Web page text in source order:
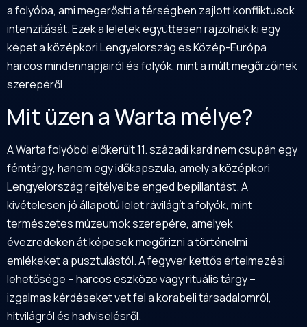
a folyóba, ami megerősíti a térségben zajlott konfliktusok
intenzitását. Ezek a leletek együttesen rajzolnak ki egy
képet a középkori Lengyelország és Közép-Európa
harcos mindennapjairól és folyók, mint a múlt megőrzőinek
szerepéről.
Mit üzen a Warta mélye?
A Warta folyóból előkerült 11. századi kard nem csupán egy
fémtárgy, hanem egy időkapszula, amely a középkori
Lengyelország rejtélyeibe enged bepillantást. A
kivételesen jó állapotú lelet rávilágít a folyók, mint
természetes múzeumok szerepére, amelyek
évezredeken át képesek megőrizni a történelmi
emlékeket a pusztulástól. A fegyver kettős értelmezési
lehetősége – harcos eszköze vagy rituális tárgy –
izgalmas kérdéseket vet fel a korabeli társadalomról,
hitvilágról és hadviselésről.